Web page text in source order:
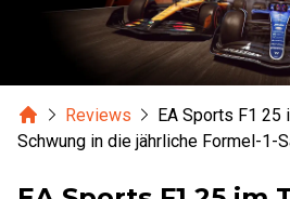
HomeReviews
EA Sports F1 25
Schwung in die jährliche Formel-1-